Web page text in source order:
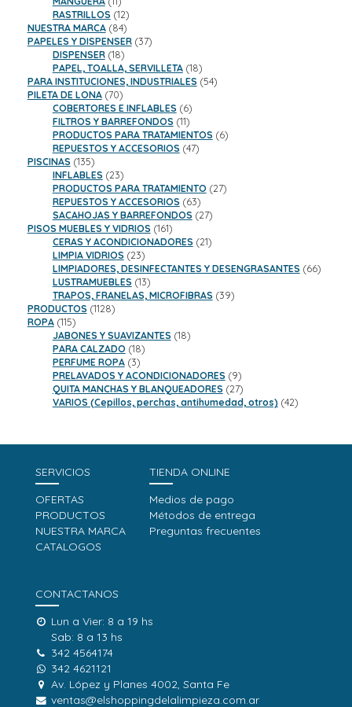
productos
RASTRILLOS 1212
productos
NUESTRA MARCA 8484
productos
PAPELES Y DISPENSER 3737
DISPENSER 1818
productos
PAPEL, TOALLA, SERVILLETA 1818
productos
PARA INSTITUCIONES, INDUSTRIALES 5454
PILETA DE LONA 7070
productos
COBERTORES E INFLABLES 66
productos
FILTROS Y BARREFONDOS 1111
productos
PRODUCTOS PARA TRATAMIENTOS 66
REPUESTOS Y ACCESORIOS 4747
PISCINAS 135135
productos
INFLABLES 2323
productos
PRODUCTOS PARA TRATAMIENTO 2727
REPUESTOS Y ACCESORIOS 6363
productos
SACAHOJAS Y BARREFONDOS 2727
PISOS MUEBLES Y VIDRIOS 161161
productos
CERAS Y ACONDICIONADORES 2121
LIMPIA VIDRIOS 2323
productos
LIMPIADORES, DESINFECTANTES Y DESENGRASANTES 6666
LUSTRAMUEBLES 1313
productos
TRAPOS, FRANELAS, MICROFIBRAS 3939
PRODUCTOS 11281128
ROPA 115115
productos
JABONES Y SUAVIZANTES 1818
PARA CALZADO 1818
PERFUME ROPA 33
productos
PRELAVADOS Y ACONDICIONADORES 99
productos
QUITA MANCHAS Y BLANQUEADORES 2727
productos
VARIOS (Cepillos, perchas, antihumedad, otros) 4242
SERVICIOS
OFERTAS
PRODUCTOS
NUESTRA MARCA
CATALOGOS
TIENDA ONLINE
Medios de pago
Métodos de entrega
Preguntas frecuentes
CONTACTANOS
Lun a Vier: 8 a 19 hs
Sab: 8 a 13 hs
342 4564174
342 4621121
Av. López y Planes 4002, Santa Fe
ventas@elshoppingdelalimpieza.com.ar